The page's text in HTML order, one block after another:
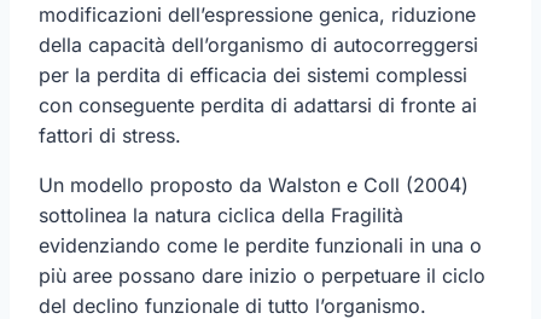
modificazioni dell’espressione genica, riduzione
della capacità dell’organismo di autocorreggersi
per la perdita di efficacia dei sistemi complessi
con conseguente perdita di adattarsi di fronte ai
fattori di stress.
Un modello proposto da Walston e Coll (2004)
sottolinea la natura ciclica della Fragilità
evidenziando come le perdite funzionali in una o
più aree possano dare inizio o perpetuare il ciclo
del declino funzionale di tutto l’organismo.